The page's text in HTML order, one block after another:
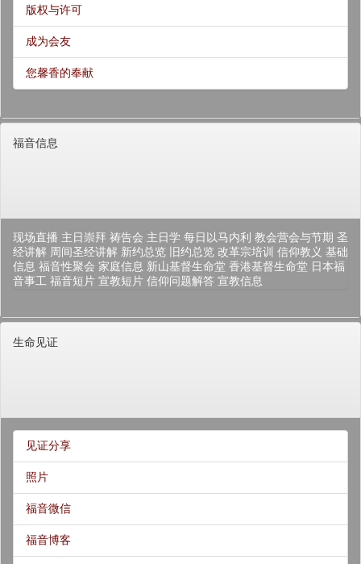
版权与许可
成为会友
您馨香的奉献
福音信息
现场直播 主日崇拜 祷告会 主日学 每日以马内利 教会营会与节期 圣
经讲解 周间圣经讲解 新约总览 旧约总览 改革宗培训 信仰教义 基础
信息 福音性聚会 家庭信息 新山基督生命堂 香港基督生命堂 日本福
音事工 福音短片 宣教短片 信仰问题解答 宣教信息
生命见证
见证分享
照片
福音微信
福音博客